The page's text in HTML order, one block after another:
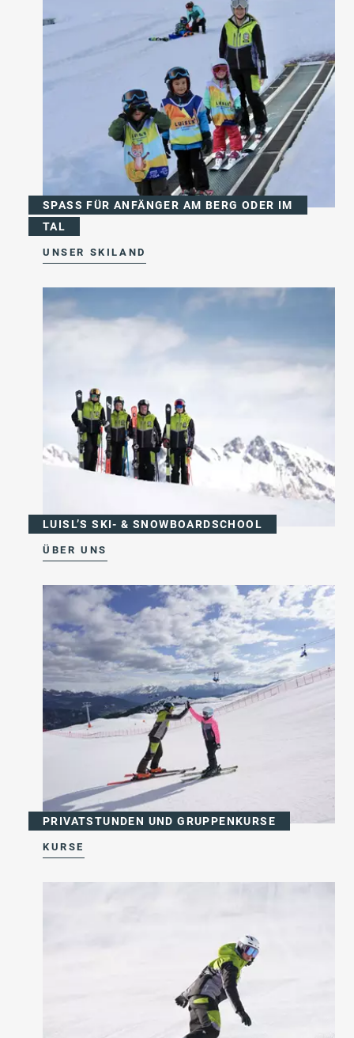
SPASS FÜR ANFÄNGER AM BERG ODER IM
TAL
UNSER SKILAND
LUISL’S SKI- & SNOWBOARDSCHOOL
ÜBER UNS
PRIVATSTUNDEN UND GRUPPENKURSE
KURSE